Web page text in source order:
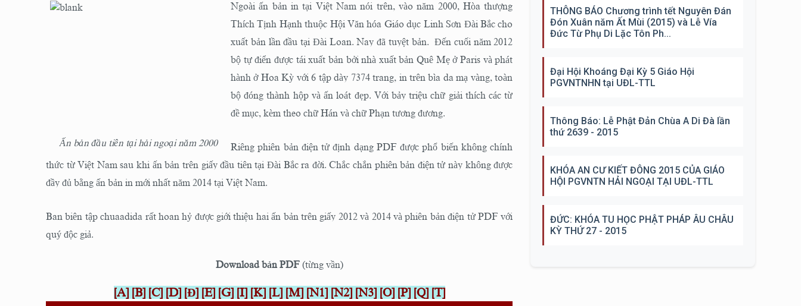
Ấn bản đầu tiên tại hải ngoại năm 2000
Ngoài ấn bản in tại Việt Nam nói trên, vào năm 2000, Hòa thượng
Thích Tịnh Hạnh thuộc Hội Văn hóa Giáo dục Linh Sơn Đài Bắc cho
xuất bản lần đầu tại Đài Loan. Nay đã tuyệt bản. Đến cuối năm 2012
bộ tự điển được tái xuất bản bởi nhà xuất bản Quê Mẹ ở Paris và phát
hành ở Hoa Kỳ với 6 tập dày 7374 trang, in trên bìa da mạ vàng, toàn
bộ đóng thành hộp và ấn loát đẹp. Với bảy triệu chữ giải thích các từ
đề mục, kèm theo chữ Hán và chữ Phạn tương đương.
Riêng phiên bản điện tử định dạng PDF được phổ biến không chính
thức từ Việt Nam sau khi ấn bản trên giấy đầu tiên tại Đài Bắc ra đời. Chắc chắn phiên bản điện tử này không được
đầy đủ bằng ấn bản in mới nhất năm 2014 tại Việt Nam.
Ban biên tập chuaadida rất hoan hỷ được giới thiệu hai ấn bản trên giấy 2012 và 2014 và phiên bản điện tử PDF với
quý độc giả.
Download bản PDF(từng vần)
[A] [B] [C] [D] [Đ] [E] [G] [I] [K] [L] [M] [N1] [N2] [N3] [O] [P] [Q] [T]
THÔNG BÁO Chương trình tết Nguyên Đán
Đón Xuân năm Ất Mùi (2015) và Lễ Vía
Đức Từ Phụ Di Lặc Tôn Ph...
Đại Hội Khoáng Đại Kỳ 5 Giáo Hội
PGVNTNHN tại UĐL-TTL
Thông Báo: Lễ Phật Đản Chùa A Di Đà lần
thứ 2639 - 2015
KHÓA AN CƯ KIẾT ĐÔNG 2015 CỦA GIÁO
HỘI PGVNTN HẢI NGOẠI TẠI UĐL-TTL
ĐỨC: KHÓA TU HỌC PHẬT PHÁP ÂU CHÂU
KỲ THỨ 27 - 2015